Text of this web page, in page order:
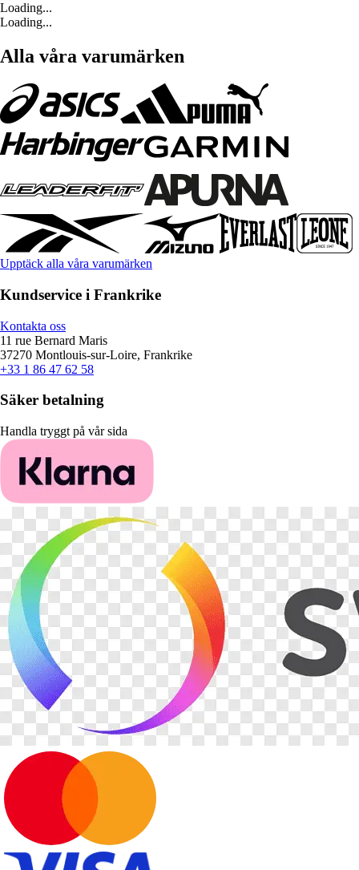
Loading...
Loading...
Alla våra varumärken
Upptäck alla våra varumärken
Kundservice i Frankrike
Kontakta oss
11 rue Bernard Maris
37270 Montlouis-sur-Loire, Frankrike
+33 1 86 47 62 58
Säker betalning
Handla tryggt på vår sida